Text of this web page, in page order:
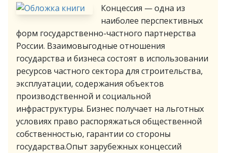
Концессия — одна из
наиболее перспективных
форм государственно-частного партнерства
России. Взаимовыгодные отношения
государства и бизнеса состоят в использовании
ресурсов частного сектора для строительства,
эксплуатации, содержания объектов
производственной и социальной
инфраструктуры. Бизнес получает на льготных
условиях право распоряжаться общественной
собственностью, гарантии со стороны
государства.Опыт зарубежных концессий